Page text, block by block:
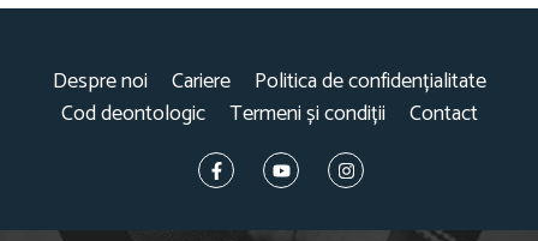
Despre noi Cariere
Politica de confidențialitate
Cod deontologic
Termeni și condiții Contact